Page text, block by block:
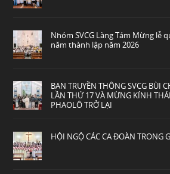
Nhóm SVCG Làng Tám Mừng lễ
năm thành lập năm 2026
BAN TRUYỀN THÔNG SVCG BÙI
LẦN THỨ 17 VÀ MỪNG KÍNH
PHAOLÔ TRỞ LẠI
HỘI NGỘ CÁC CA ĐOÀN TRONG